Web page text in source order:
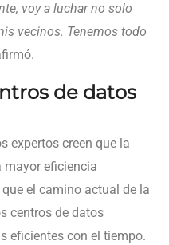
voy a luchar no solo
vecinos. Tenemos todo
de datos
expertos creen que la
eficiencia
el camino actual de la
centros de datos
eficientes con el tiempo.